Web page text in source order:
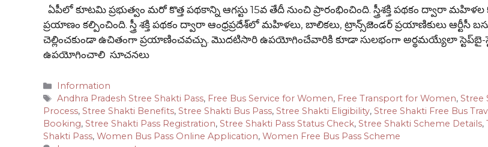
ఏపీలో కూటమి ప్రభుత్వం మరో కొత్త పథకాన్ని ఆగస్టు 15వ తేదీ నుంచి ప్రారంభించింది. స్త్రీశక్తి పథకం ద్వారా
ప్రయాణం కల్పించింది. స్త్రీ శక్తి పథకం ద్వారా ఆంధ్రప్రదేశ్‌లో మహిళలు, బాలికలు, ట్రాన్స్‌జెండర్ ప్రయాణికులు ఆర్టీసీ
చెల్లించకుండా ఉచితంగా ప్రయాణించవచ్చు. మొదటిసారి ఉపయోగించేవారికి కూడా సులభంగా అర్థమయ్యేలా స్టెప్‌బై-
ఉపయోగించాలి సూచనలు
Categories
Information
Tags
Andhra Pradesh Stree Shakti Pass, Free Bus Service for Women, Free Transport for Women,Stree
Process, Stree Shakti Benefits, Stree Shakti Bus Pass, Stree Shakti Eligibility, Stree Shakti Free Bus
Booking, Stree Shakti Pass Registration, Stree Shakti Pass Status Check, Stree Shakti Scheme Details,
Shakti Pass, Women Bus Pass Online Application, Women Free Bus Pass Scheme